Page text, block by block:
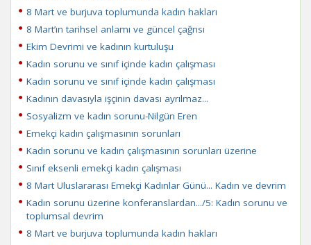
8 Mart ve burjuva toplumunda kadın hakları
8 Mart’ın tarihsel anlamı ve güncel çağrısı
Ekim Devrimi ve kadının kurtuluşu
Kadın sorunu ve sınıf içinde kadın çalışması
Kadın sorunu ve sınıf içinde kadın çalışması
Kadının davasıyla işçinin davası ayrılmaz...
Sosyalizm ve kadın sorunu-Nilgün Eren
Emekçi kadın çalışmasının sorunları
Kadın sorunu ve kadın çalışmasının sorunları üzerine
Sınıf eksenli emekçi kadın çalışması
8 Mart Uluslararası Emekçi Kadınlar Günü... Kadın ve devrim
Kadın sorunu üzerine konferanslardan.../5: Kadın sorunu ve
toplumsal devrim
8 Mart ve burjuva toplumunda kadın hakları